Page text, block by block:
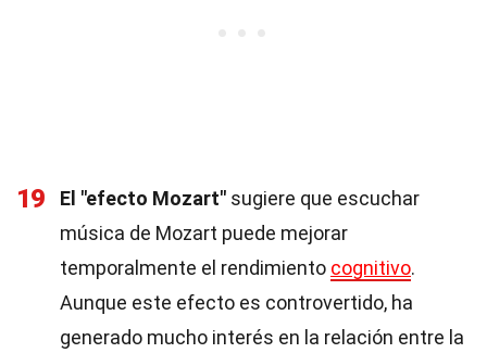
19 El "efecto Mozart" sugiere que escuchar
música de Mozart puede mejorar
temporalmente el rendimiento cognitivo.
Aunque este efecto es controvertido, ha
generado mucho interés en la relación entre la